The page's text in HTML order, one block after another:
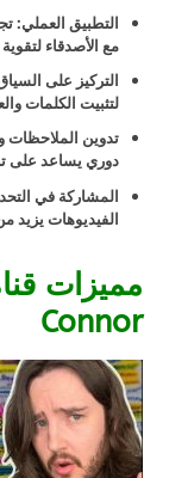
التطبيق العملي:
مع الأصدقاء
التركيز على
لتثبيت الكلمات
تدوين الملاحظات
دوري يساعد على
المشاركة في
الفيديوهات يزيد
Connor